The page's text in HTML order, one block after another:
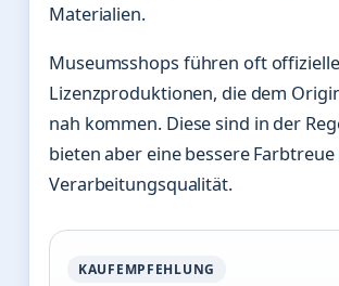
Materialien.
Museumsshops führen oft offizielle
Lizenzproduktionen, die dem
nah kommen. Diese sind in der
bieten aber eine bessere Farbtreue
Verarbeitungsqualität.
KAUFEMPFEHLUNG